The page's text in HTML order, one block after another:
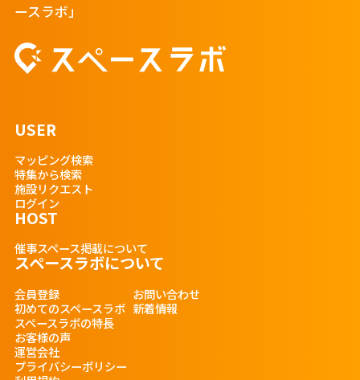
ースラボ」
USER
マッピング検索
特集から検索
施設リクエスト
ログイン
HOST
催事スペース掲載について
スペースラボについて
会員登録
初めてのスペースラボ
スペースラボの特長
お客様の声
運営会社
プライバシーポリシー
お問い合わせ
新着情報